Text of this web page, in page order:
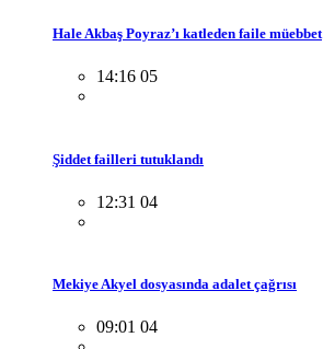
Hale Akbaş Poyraz’ı katleden faile müebbet
14:16 05
Şiddet failleri tutuklandı
12:31 04
Mekiye Akyel dosyasında adalet çağrısı
09:01 04